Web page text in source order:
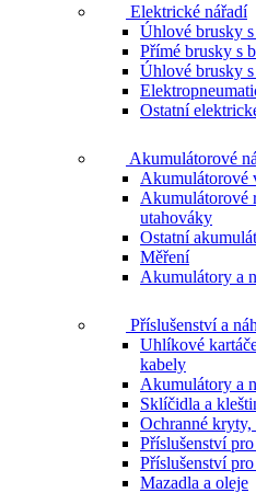
Elektrické nářadí
Úhlové brusky
Přímé brusky s
Úhlové brusky
Ostatní
Akumulátorové
Akumulátorové
Akumulátorové
utahováky
Ostatní
Měření
Akumulátory a
Příslušenství a
Uhlíkové
kabely
Akumulátory a
Sklíčidla a
Ochranné
Příslušenství
Příslušenství
Mazadla a oleje